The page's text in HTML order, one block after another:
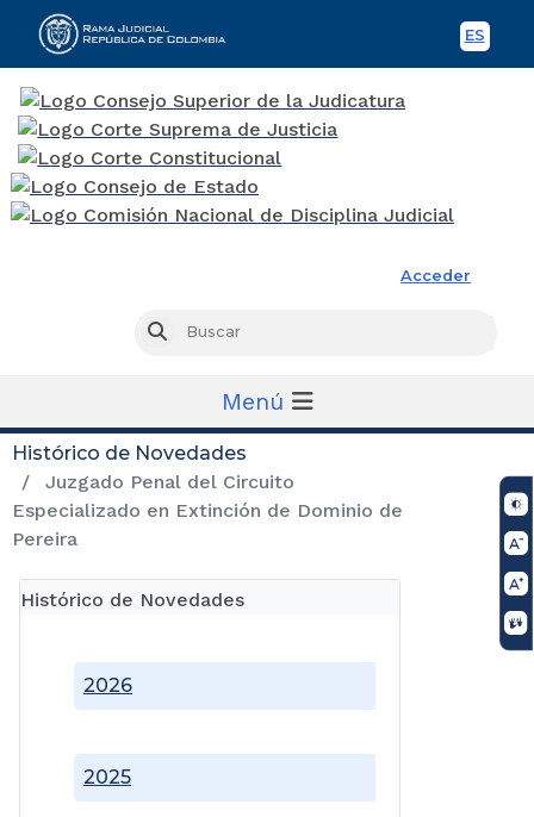
ES
Acceder
Buscar
Menú
Histórico de Novedades
Juzgado Penal del Circuito
Especializado en Extinción de Dominio de
Pereira
Histórico de Novedades
2025
2026